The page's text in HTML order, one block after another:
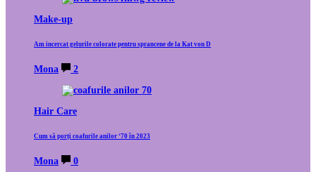
Make-up
Am incercat gelurile colorate pentru sprancene de la Kat von D
Mona 2
Hair Care
Cum să porți coafurile anilor ‘70 în 2023
Mona 0